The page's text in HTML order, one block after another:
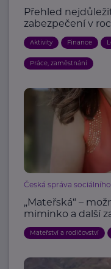
Přehled
zabezpečení v
Aktivity Finance
Práce, zaměstnání
Česká správa
„Mateřská“ –
miminko a další
Mateřství a rodičovství